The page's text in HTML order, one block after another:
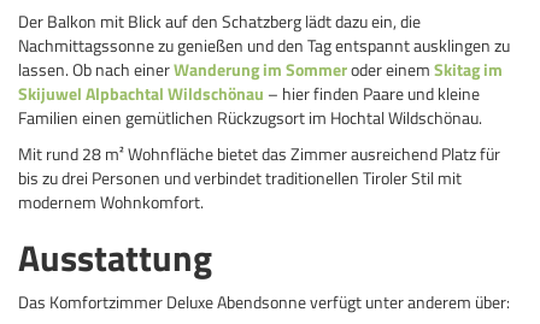
Der Balkon mit Blick auf den Schatzberg lädt dazu ein, die
Nachmittagssonne zu genießen und den Tag entspannt ausklingen zu
lassen. Ob nach einerWanderung im Sommeroder einemSkitag im
Skijuwel Alpbachtal Wildschönau – hier finden Paare und kleine
Familien einen gemütlichen Rückzugsort im Hochtal Wildschönau.
Mit rund 28 m² Wohnfläche bietet das Zimmer ausreichend Platz für
bis zu drei Personen und verbindet traditionellen Tiroler Stil mit
modernem Wohnkomfort.
Ausstattung
Das Komfortzimmer Deluxe Abendsonne verfügt unter anderem über: